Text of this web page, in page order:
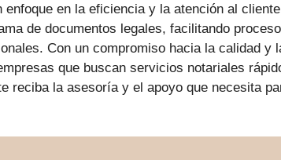
en la eficiencia y la atención al
de documentos legales, facilitando
Con un compromiso hacia la calidad y
que buscan servicios notariales
reciba la asesoría y el apoyo que necesita